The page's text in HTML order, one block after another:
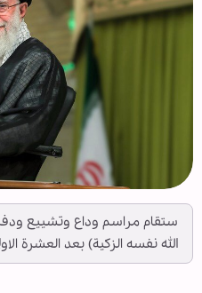
ستقام مراسم وداع وتشييع
الله نفسه الزكية) بعد العشرة